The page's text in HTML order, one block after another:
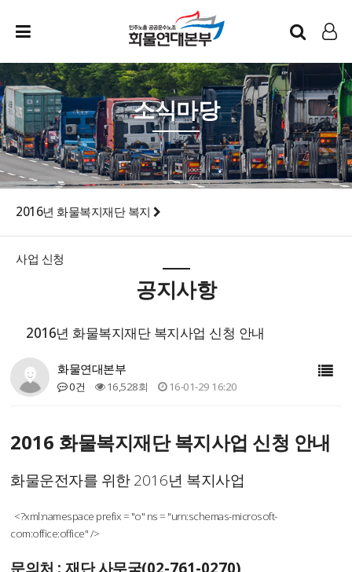
인트라넷
LOG IN
소식마당
2016년 화물복지재단 복지
사업 신청
공지사항
2016년 화물복지재단 복지사업 신청 안내
화물연대본부
0건 16,528회 16-01-29 16:20
2016 화물복지재단 복지사업 신청 안내
화물운전자를 위한 2016년 복지사업
<?xml:namespace prefix = "o" ns = "urn:schemas-microsoft-
com:office:office" />
문의처 :재단 사무국(02-761-0270)